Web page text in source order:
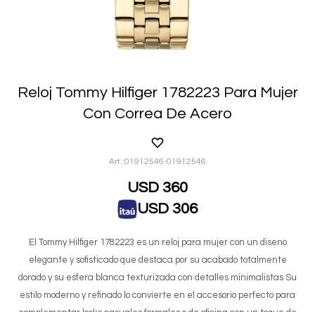
Reloj Tommy Hilfiger 1782223 Para Mujer
Con Correa De Acero
01912546-01912546
USD 360
USD 306
El Tommy Hilfiger 1782223 es un reloj para mujer con un diseno
elegante y sofisticado que destaca por su acabado totalmente
dorado y su esfera blanca texturizada con detalles minimalistas Su
estilo moderno y refinado lo convierte en el accesorio perfecto para